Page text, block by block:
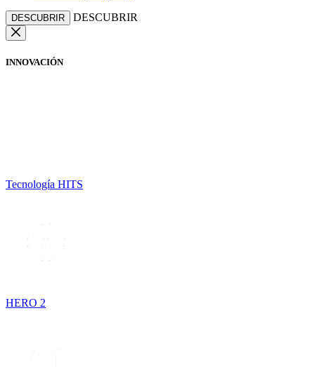
DESCUBRIR DESCUBRIR
INNOVACIÓN
Tecnología HITS
HERO 2